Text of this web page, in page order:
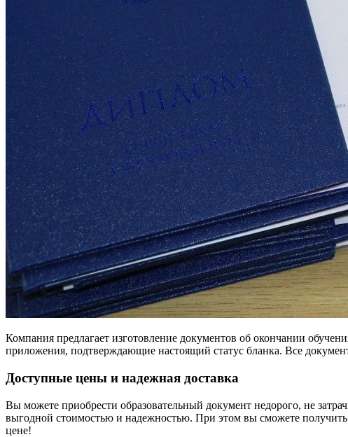
Компания предлагает изготовление документов об окончании
приложения, подтверждающие настоящий статус бланка. Все
Доступные цены и надежная доставка
Вы можете приобрести образовательный документ недорого, не
выгодной стоимостью и надежностью. При этом вы сможете получить
цене!